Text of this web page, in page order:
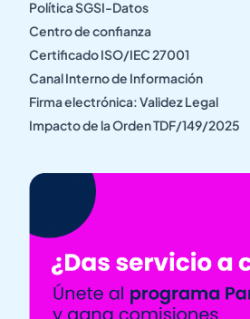
Política SGSI-Datos
Centro de confianza
Certificado ISO/IEC 27001
Canal Interno de Información
Firma electrónica: Validez Legal
Impacto de la Orden TDF/149/2025